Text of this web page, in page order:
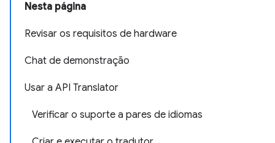
Nesta página
Revisar os requisitos de hardware
Chat de demonstração
Usar a API Translator
Verificar o suporte a pares de idiomas